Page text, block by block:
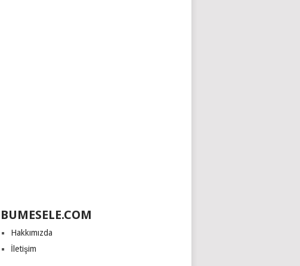
BUMESELE.COM
Hakkımızda
İletişim